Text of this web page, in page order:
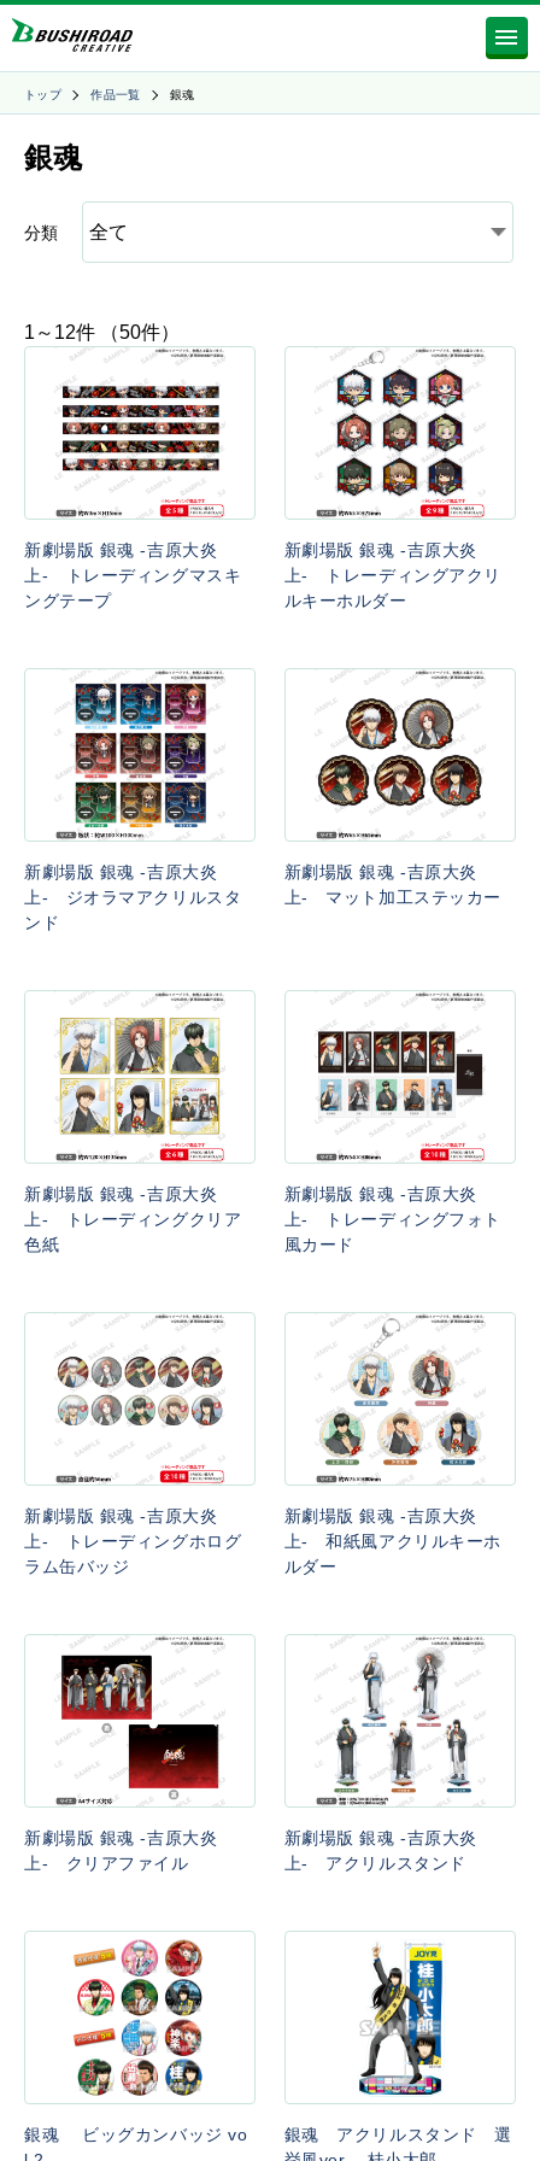
トップ 作品一覧 銀魂
銀魂
分類
1～12件 （50件）
新劇場版 銀魂 -吉原大炎
上- トレーディングマスキ
ングテープ
新劇場版 銀魂 -吉原大炎
上- トレーディングアクリ
ルキーホルダー
新劇場版 銀魂 -吉原大炎
上- ジオラマアクリルスタ
ンド
新劇場版 銀魂 -吉原大炎
上- マット加工ステッカー
新劇場版 銀魂 -吉原大炎
上- トレーディングクリア
色紙
新劇場版 銀魂 -吉原大炎
上- トレーディングフォト
風カード
新劇場版 銀魂 -吉原大炎
上- トレーディングホログ
ラム缶バッジ
新劇場版 銀魂 -吉原大炎
上- 和紙風アクリルキーホ
ルダー
新劇場版 銀魂 -吉原大炎
上- クリアファイル
新劇場版 銀魂 -吉原大炎
上- アクリルスタンド
銀魂 ビッグカンバッジ vo
銀魂 アクリルスタンド 選